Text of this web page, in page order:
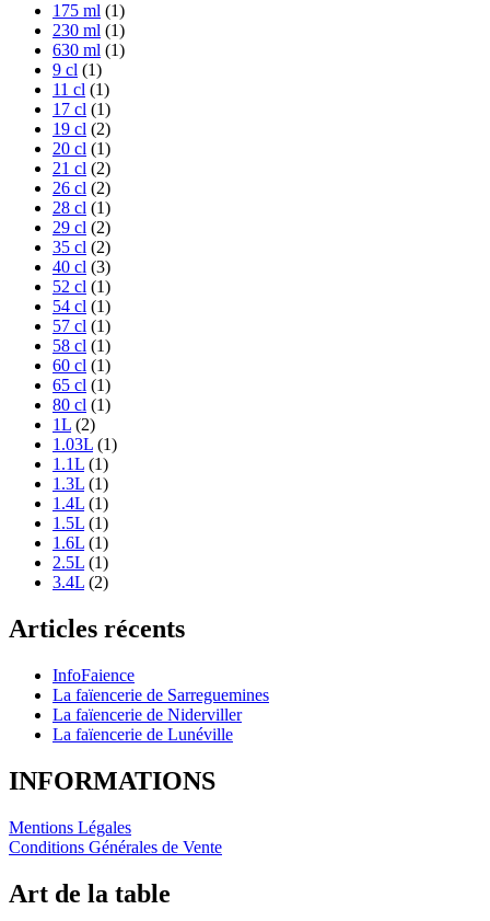
175 ml (1)
230 ml (1)
630 ml (1)
9 cl (1)
11 cl (1)
17 cl (1)
19 cl (2)
20 cl (1)
21 cl (2)
26 cl (2)
28 cl (1)
29 cl (2)
35 cl (2)
40 cl (3)
52 cl (1)
54 cl (1)
57 cl (1)
58 cl (1)
60 cl (1)
65 cl (1)
80 cl (1)
1L (2)
1.03L (1)
1.1L (1)
1.3L (1)
1.4L (1)
1.5L (1)
1.6L (1)
2.5L (1)
3.4L (2)
Articles récents
InfoFaience
La faïencerie de Sarreguemines
La faïencerie de Niderviller
La faïencerie de Lunéville
INFORMATIONS
Mentions Légales
Conditions Générales de Vente
Art de la table